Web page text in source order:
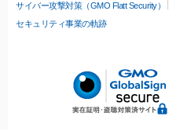
サイバー攻撃対策（GMO Flatt Security）
セキュリティ事業の軌跡